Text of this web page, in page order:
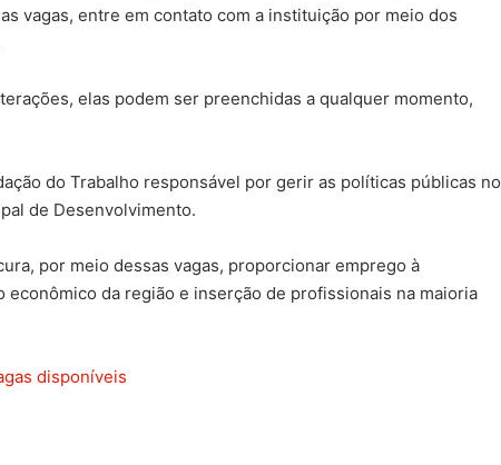
vagas, entre em contato com a instituição por meio dos
elas podem ser preenchidas a qualquer momento,
do Trabalho responsável por gerir as políticas públicas no
de Desenvolvimento.
por meio dessas vagas, proporcionar emprego à
da região e inserção de profissionais na maioria
disponíveis